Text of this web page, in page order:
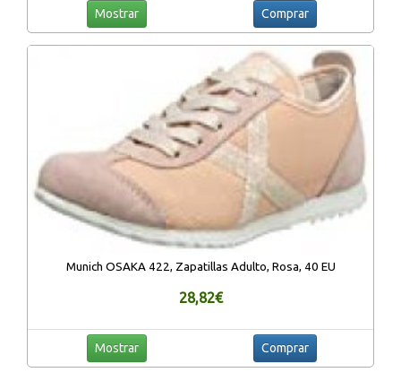
Mostrar Comprar
Munich OSAKA 422, Zapatillas Adulto, Rosa, 40 EU
28,82€
Mostrar Comprar